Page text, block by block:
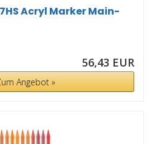
Acryl Marker Main-
56,43 EUR
Angebot »